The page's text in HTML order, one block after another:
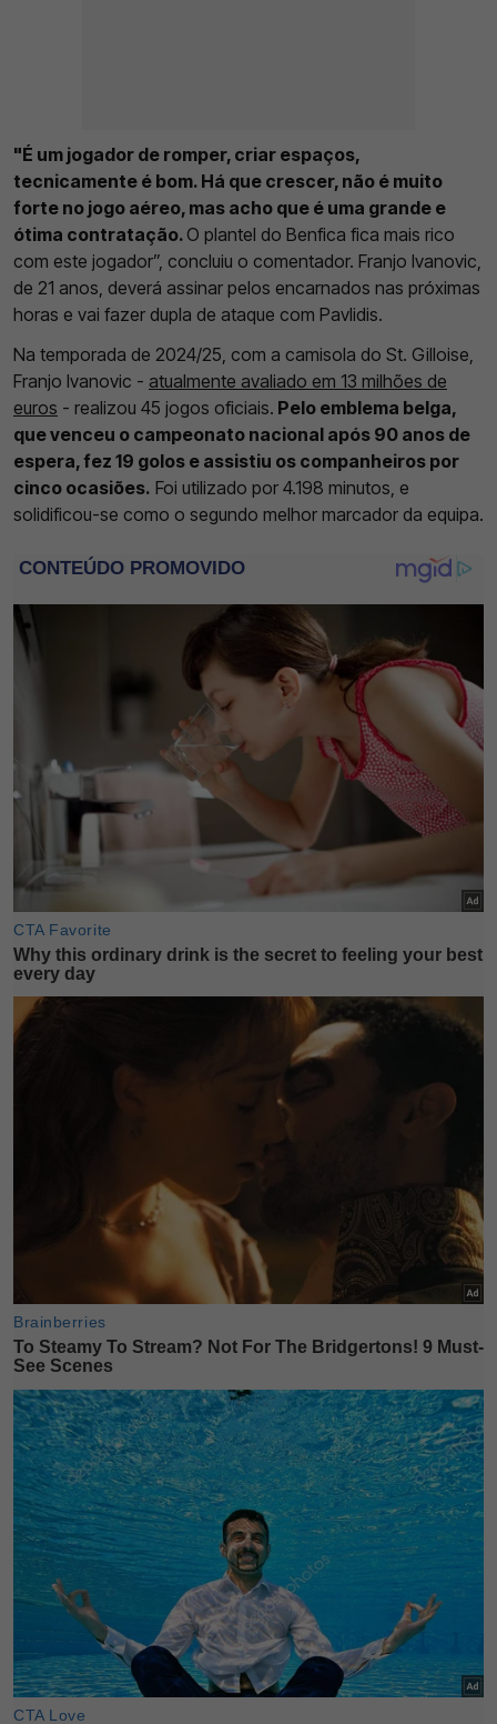
"É um jogador de romper, criar espaços,
tecnicamente é bom. Há que crescer, não é muito
forte no jogo aéreo, mas acho que é uma grande e
ótima contratação. O plantel do Benfica fica mais rico
com este jogador”, concluiu o comentador. Franjo Ivanovic,
de 21 anos, deverá assinar pelos encarnados nas próximas
horas e vai fazer dupla de ataque com Pavlidis.
Na temporada de 2024/25, com a camisola do St. Gilloise,
Franjo Ivanovic - atualmente avaliado em 13 milhões de
euros - realizou 45 jogos oficiais. Pelo emblema belga,
que venceu o campeonato nacional após 90 anos de
espera, fez 19 golos e assistiu os companheiros por
cinco ocasiões. Foi utilizado por 4.198 minutos, e
solidificou-se como o segundo melhor marcador da equipa.